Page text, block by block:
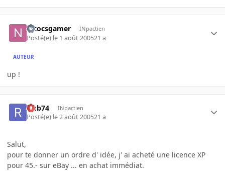
nicocsgamer INpactien
Posté(e) le 1 août 200521 a
AUTEUR
up !
rmb74 INpactien
Posté(e) le 2 août 200521 a
Salut,
pour te donner un ordre d' idée, j' ai acheté une licence XP
pour 45.- sur eBay ... en achat immédiat.